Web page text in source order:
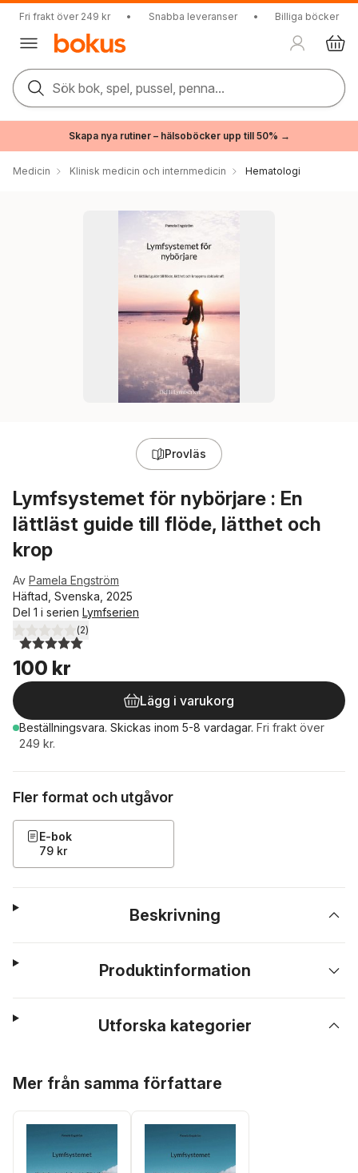
Fri frakt över 249 kr • Snabba leveranser • Billiga böcker
Sök bok, spel, pussel, penna...
Skapa nya rutiner – hälsoböcker upp till 50% →
Medicin Klinisk medicin och internmedicin Hematologi
Provläs
Lymfsystemet för nybörjare : En
lättläst guide till flöde, lätthet och
krop
Av Pamela Engström
Häftad, Svenska, 2025
Del 1 i serien Lymfserien
5,0utav 5 stjärnor. Totalt antal röster:
(2)
100 kr
Lägg i varukorg
Beställningsvara. Skickas inom 5-8 vardagar. Fri frakt över
249 kr.
Fler format och utgåvor
E-bok
79 kr
Beskrivning
Produktinformation
Utforska kategorier
Mer från samma författare